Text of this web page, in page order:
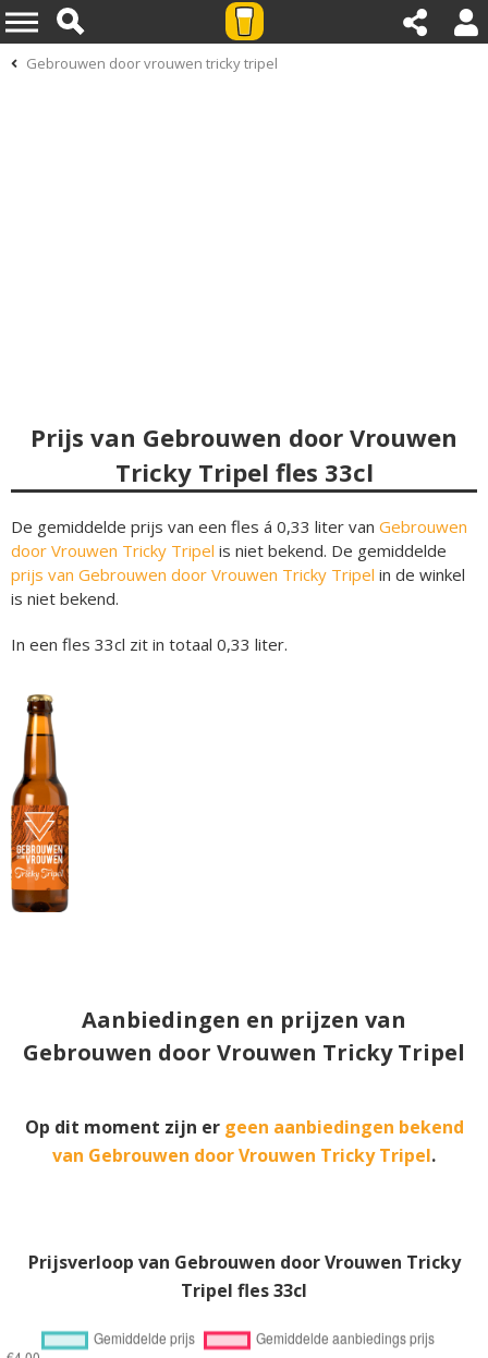
Gebrouwen door vrouwen tricky tripel
Prijs van Gebrouwen door Vrouwen
Tricky Tripel fles 33cl
De gemiddelde prijs van een fles á 0,33 liter van Gebrouwen
door Vrouwen Tricky Tripel is niet bekend. De gemiddelde
prijs van Gebrouwen door Vrouwen Tricky Tripel in de winkel
is niet bekend.
In een fles 33cl zit in totaal 0,33 liter.
Aanbiedingen en prijzen van
Gebrouwen door Vrouwen Tricky Tripel
Op dit moment zijn er geen aanbiedingen bekend
van Gebrouwen door Vrouwen Tricky Tripel.
Prijsverloop van Gebrouwen door Vrouwen Tricky
Tripel fles 33cl